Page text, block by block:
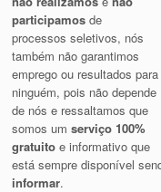
participamos de
processos seletivos, nós
também não garantimos
emprego ou resultados para
ninguém, pois não depende
de nós e ressaltamos que
somos umserviço 100%
gratuito e informativo que
está sempre disponível
informar.